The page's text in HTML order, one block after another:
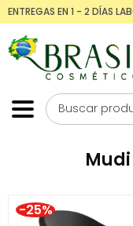
ENTREGAS EN 1 - 2 DÍAS
-25%